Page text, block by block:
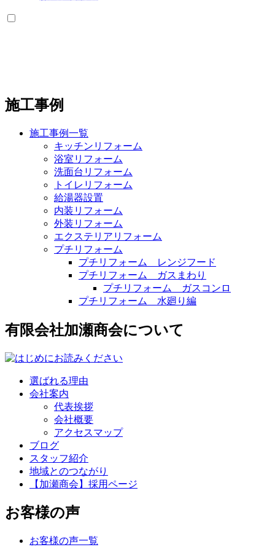
施工事例
施工事例一覧
キッチンリフォーム
浴室リフォーム
洗面台リフォーム
トイレリフォーム
給湯器設置
内装リフォーム
外装リフォーム
エクステリアリフォーム
プチリフォーム
プチリフォーム レンジフード
プチリフォーム ガスまわり
プチリフォーム ガスコンロ
プチリフォーム 水廻り編
有限会社加瀬商会について
選ばれる理由
会社案内
代表挨拶
会社概要
アクセスマップ
ブログ
スタッフ紹介
地域とのつながり
【加瀬商会】採用ページ
お客様の声
お客様の声一覧